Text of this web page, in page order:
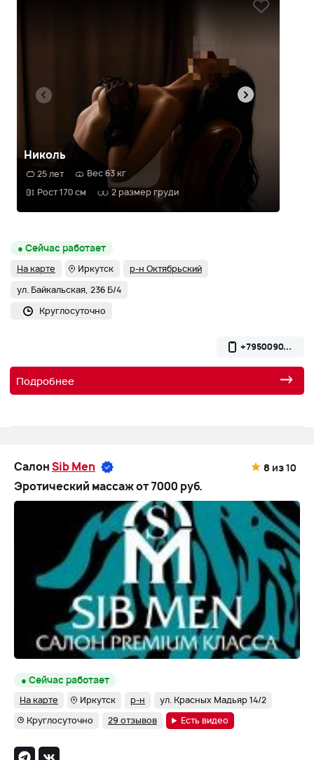
Николь
25 лет
Вес 63 кг
Рост 170 см
2 размер груди
● Сейчас работает
Круглосуточно
Иркутск
р-н Октябрьский
ул. Байкальская, 236 Б/4
На карте
+7950090...
Подробнее
СалонSib Men 8 из 10
Эротический массаж от 7000 руб.
● Сейчас работает
Круглосуточно
Иркутск р-н ул. Красных Мадьяр 14/2
На карте
29 отзывов
Есть видео